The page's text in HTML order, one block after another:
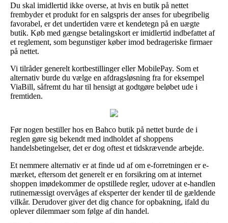
Du skal imidlertid ikke overse, at hvis en butik på nettet
frembyder et produkt for en salgspris der anses for ubegribelig
favorabel, er det undertiden være et kendetegn på en uægte
butik. Køb med gængse betalingskort er imidlertid indbefattet af
et reglement, som begunstiger køber imod bedrageriske firmaer
på nettet.
Vi tilråder generelt kortbestillinger eller MobilePay. Som et
alternativ burde du vælge en afdragsløsning fra for eksempel
ViaBill, såfremt du har til hensigt at godtgøre beløbet ude i
fremtiden.
Før nogen bestiller hos en Bahco butik på nettet burde de i
reglen gøre sig bekendt med indholdet af shoppens
handelsbetingelser, det er dog oftest et tidskrævende arbejde.
Et nemmere alternativ er at finde ud af om e-forretningen er e-
mærket, eftersom det generelt er en forsikring om at internet
shoppen imødekommer de opstillede regler, udover at e-handlen
rutinemæssigt overvåges af eksperter der kender til de gældende
vilkår. Derudover giver det dig chance for opbakning, ifald du
oplever dilemmaer som følge af din handel.